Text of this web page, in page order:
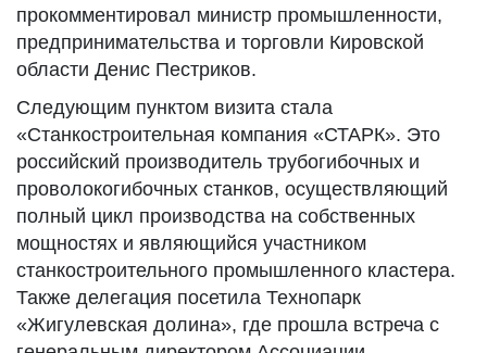
прокомментировал министр промышленности,
предпринимательства и торговли Кировской
области Денис Пестриков.
Следующим пунктом визита стала
«Станкостроительная компания «СТАРК». Это
российский производитель трубогибочных и
проволокогибочных станков, осуществляющий
полный цикл производства на собственных
мощностях и являющийся участником
станкостроительного промышленного кластера.
Также делегация посетила Технопарк
«Жигулевская долина», где прошла встреча с